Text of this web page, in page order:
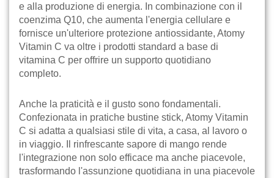
e alla produzione di energia. In combinazione con il
coenzima Q10, che aumenta l'energia cellulare e
fornisce un'ulteriore protezione antiossidante, Atomy
Vitamin C va oltre i prodotti standard a base di
vitamina C per offrire un supporto quotidiano
completo.
Anche la praticità e il gusto sono fondamentali.
Confezionata in pratiche bustine stick, Atomy Vitamin
C si adatta a qualsiasi stile di vita, a casa, al lavoro o
in viaggio. Il rinfrescante sapore di mango rende
l'integrazione non solo efficace ma anche piacevole,
trasformando l'assunzione quotidiana in una piacevole